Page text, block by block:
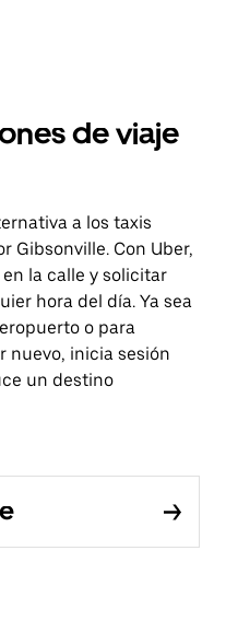
de viaje
a los taxis
Gibsonville. Con Uber,
la calle y solicitar
hora del día. Ya sea
o para
nuevo, inicia sesión
un destino